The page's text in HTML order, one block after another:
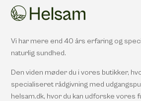
Vi har mere end 40 års erfaring og
naturlig sundhed.
Den viden møder du i vores butikker,
specialiseret rådgivning med
helsam.dk, hvor du kan udforske vores